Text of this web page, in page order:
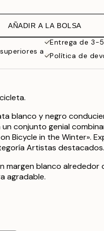
AÑADIR A LA BOLSA
Entrega de 3-
a
Política de
blanco y negro
conjunto genial
Bicycle in the Winter».
Artistas destacados.
margen blanco alrededor
agradable.